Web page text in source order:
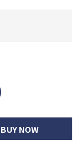
BUY NOW